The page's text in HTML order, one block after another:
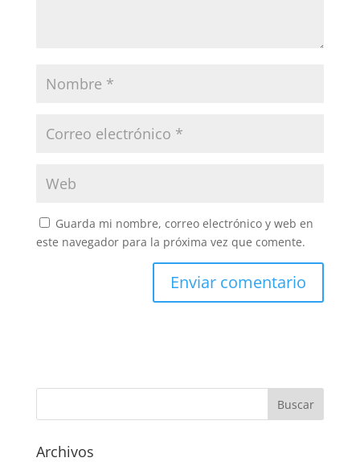
Guarda mi nombre, correo electrónico y web en
este navegador para la próxima vez que comente.
Archivos